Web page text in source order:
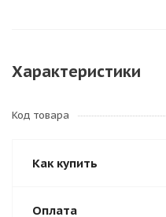
Характеристики
Код товара
Как купить
Оплата